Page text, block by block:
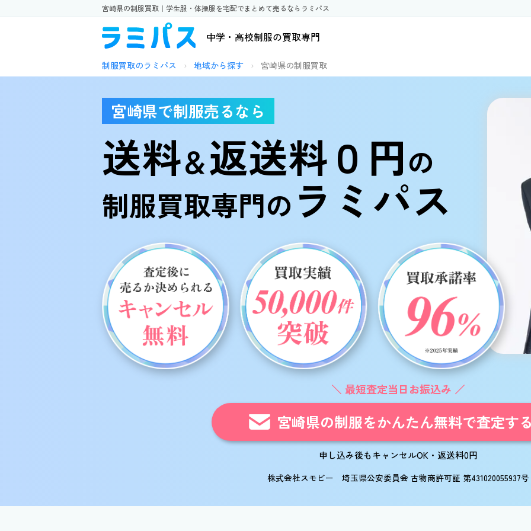
宮崎県の制服買取｜学生服・体操服を宅配でまとめて売るならラミパス
中学・高校制服の買取専門
制服買取のラミパス › 地域から探す › 宮崎県の制服買取
宮崎県で制服売るなら
送料＆返送料０円の
制服買取専門の ラミパス
最短査定当日お振込み
宮崎県の制服をかんたん無料で査定す
申し込み後もキャンセルOK・返送料0円
株式会社スモビー 埼玉県公安委員会 古物商許可証 第431020055937号